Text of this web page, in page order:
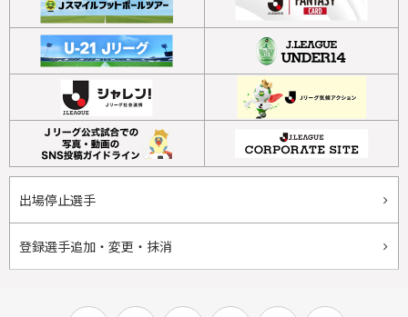
出場停止選手
登録選手追加・変更・抹消